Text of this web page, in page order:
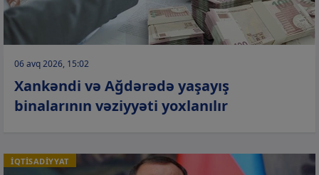
06 avq 2026, 15:02
Xankəndi və Ağdərədə yaşayış
binalarının vəziyyəti yoxlanılır
İQTİSADİYYAT